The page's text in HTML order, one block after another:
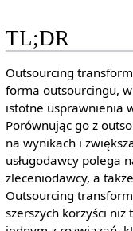
TL;DR
Outsourcing
forma outsourcingu,
istotne usprawnienia
Porównując go z
na wynikach i
usługodawcy polega
zleceniodawcy, a
Outsourcing
szerszych korzyści